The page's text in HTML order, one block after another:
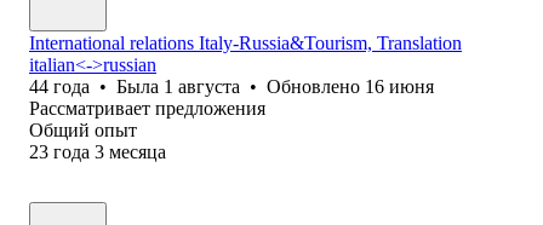
International relations Italy-Russia&Tourism, Translation
italian<->russian
44 года • Была 1 августа • Обновлено 16 июня
Рассматривает предложения
Общий опыт
23 года 3 месяца